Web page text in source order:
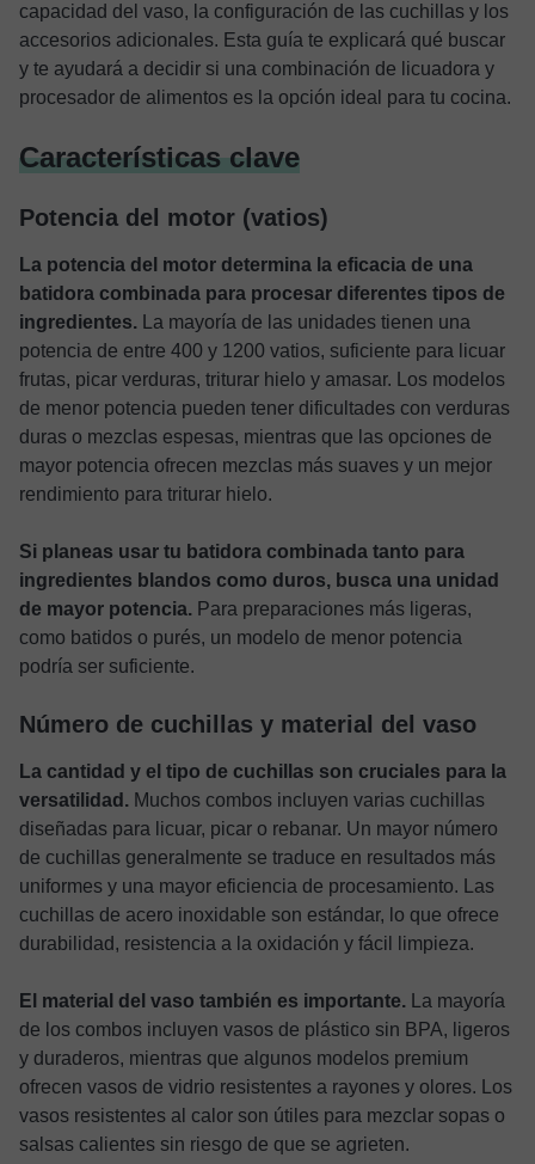
capacidad del vaso, la configuración de las cuchillas y los
accesorios adicionales. Esta guía te explicará qué buscar
y te ayudará a decidir si una combinación de licuadora y
procesador de alimentos es la opción ideal para tu cocina.
Características clave
Potencia del motor (vatios)
La potencia del motor determina la eficacia de una
batidora combinada para procesar diferentes tipos de
ingredientes. La mayoría de las unidades tienen una
potencia de entre 400 y 1200 vatios, suficiente para licuar
frutas, picar verduras, triturar hielo y amasar. Los modelos
de menor potencia pueden tener dificultades con verduras
duras o mezclas espesas, mientras que las opciones de
mayor potencia ofrecen mezclas más suaves y un mejor
rendimiento para triturar hielo.
Si planeas usar tu batidora combinada tanto para
ingredientes blandos como duros, busca una unidad
de mayor potencia. Para preparaciones más ligeras,
como batidos o purés, un modelo de menor potencia
podría ser suficiente.
Número de cuchillas y material del vaso
La cantidad y el tipo de cuchillas son cruciales para la
versatilidad. Muchos combos incluyen varias cuchillas
diseñadas para licuar, picar o rebanar. Un mayor número
de cuchillas generalmente se traduce en resultados más
uniformes y una mayor eficiencia de procesamiento. Las
cuchillas de acero inoxidable son estándar, lo que ofrece
durabilidad, resistencia a la oxidación y fácil limpieza.
El material del vaso también es importante.
La mayoría
de los combos incluyen vasos de plástico sin BPA, ligeros
y duraderos, mientras que algunos modelos premium
ofrecen vasos de vidrio resistentes a rayones y olores. Los
vasos resistentes al calor son útiles para mezclar sopas o
salsas calientes sin riesgo de que se agrieten.